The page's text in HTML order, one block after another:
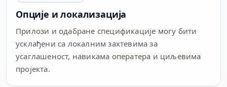
Опције и локализација
Прилози и одабране спецификације могу бити
усклађени са локалним захтевима за
усаглашеност, навикама оператера и циљевима
пројекта.